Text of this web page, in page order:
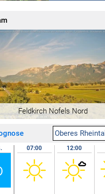
überein
nicht überein
Feldkirch Nofels Nord
Oberes Rheintal
07:00 12:00